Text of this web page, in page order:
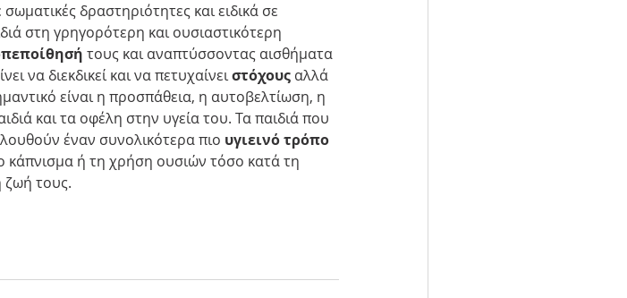
δραστηριότητες και ειδικά σε
στη γρηγορότερη και ουσιαστικότερη
τους και αναπτύσσοντας αισθήματα
να διεκδικεί και να πετυχαίνει στόχους αλλά
είναι η προσπάθεια, η αυτοβελτίωση, η
και τα οφέλη στην υγεία του. Τα παιδιά που
έναν συνολικότερα πιο υγιεινό τρόπο
ή τη χρήση ουσιών τόσο κατά τη
ζωή τους.